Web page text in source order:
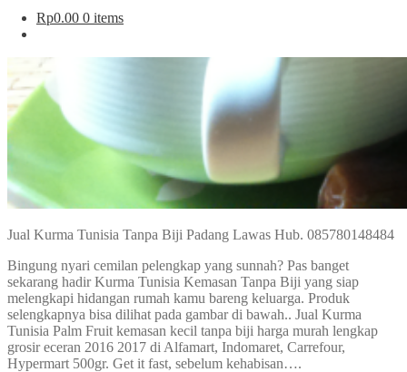
Rp0.00 0 items
Jual Kurma Tunisia Tanpa Biji Padang Lawas Hub. 085780148484
Bingung nyari cemilan pelengkap yang sunnah? Pas banget
sekarang hadir Kurma Tunisia Kemasan Tanpa Biji yang siap
melengkapi hidangan rumah kamu bareng keluarga. Produk
selengkapnya bisa dilihat pada gambar di bawah.. Jual Kurma
Tunisia Palm Fruit kemasan kecil tanpa biji harga murah lengkap
grosir eceran 2016 2017 di Alfamart, Indomaret, Carrefour,
Hypermart 500gr. Get it fast, sebelum kehabisan….